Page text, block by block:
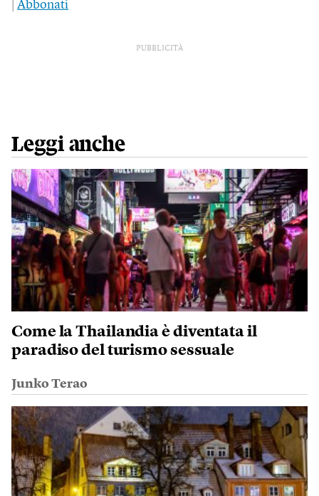
Abbonati
PUBBLICITÀ
Leggi anche
Come la Thailandia è diventata il
paradiso del turismo sessuale
Junko Terao